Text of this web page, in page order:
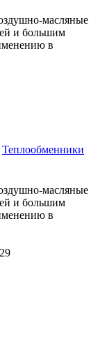
масляные
и большим
в
Теплообменники
масляные
и большим
в